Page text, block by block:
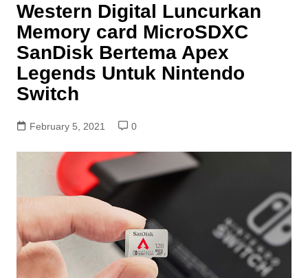
Western Digital Luncurkan
Memory card MicroSDXC
SanDisk Bertema Apex
Legends Untuk Nintendo
Switch
February 5, 2021 0